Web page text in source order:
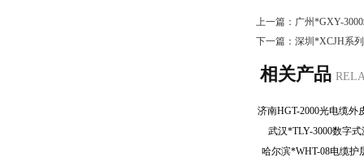
上一篇： 广州*GXY-
下一篇： 深圳*XCJH系
相关产品
武汉*TLY-3000数字
哈尔滨*WHT-08电缆